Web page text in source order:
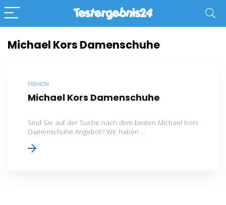
Michael Kors Damenschuhe
FASHION
Michael Kors Damenschuhe
Sind Sie auf der Suche nach dem besten Michael Kors
Damenschuhe Angebot? Wir haben ...